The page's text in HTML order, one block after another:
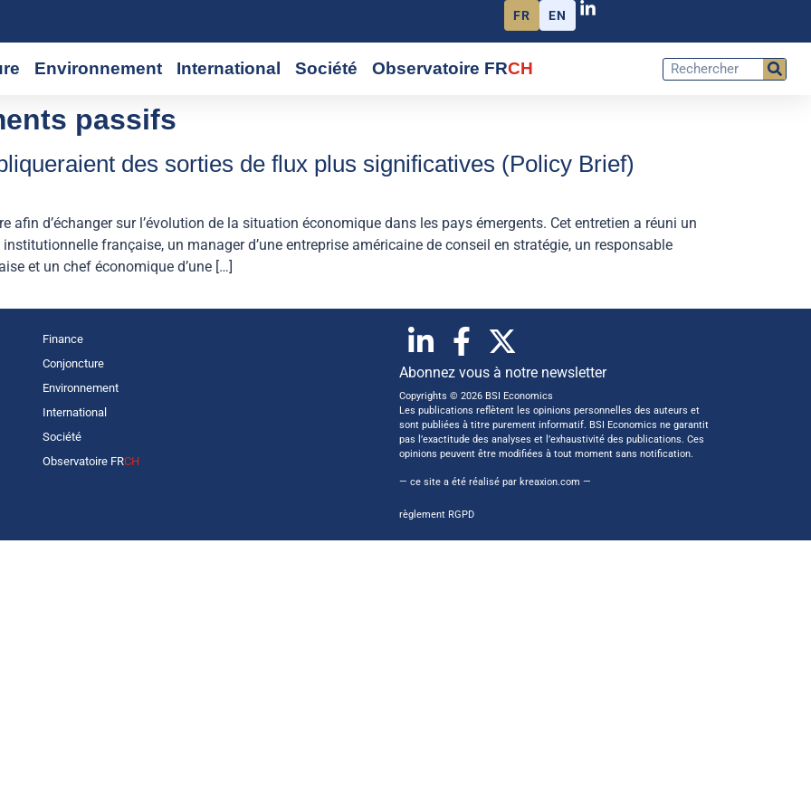
FR EN
Environnement International Société Observatoire FRCH
passifs
des sorties de flux plus significatives (Policy Brief)
afin d’échanger sur l’évolution de la situation économique dans les pays émergents. Cet entretien a réuni un
française, un manager d’une entreprise américaine de conseil en stratégie, un responsable
et un chef économique d’une […]
Finance
Conjoncture
Environnement
International
Société
Observatoire FRCH
Abonnez vous à notre newsletter
Copyrights © 2026 BSI Economics
Les publications reflètent les opinions personnelles des auteurs et
sont publiées à titre purement informatif. BSI Economics ne garantit
pas l’exactitude des analyses et l’exhaustivité des publications. Ces
opinions peuvent être modifiées à tout moment sans notification.
— ce site a été réalisé par kreaxion.com —
règlement RGPD